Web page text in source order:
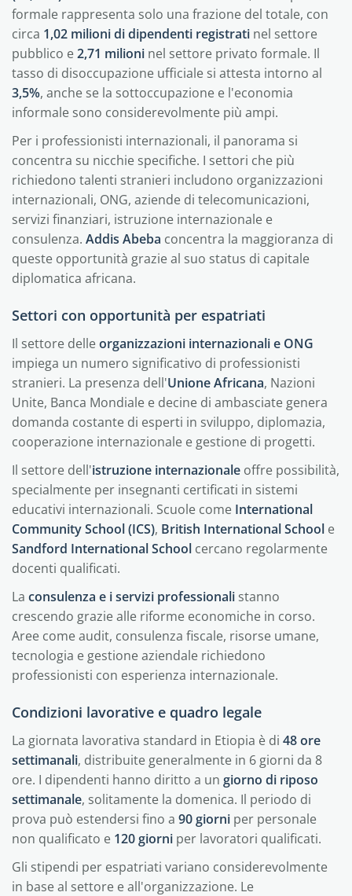
formale rappresenta solo una frazione del totale, con
circa 1,02 milioni di dipendenti registrati nel settore
pubblico e2,71 milioni nel settore privato formale. Il
tasso di disoccupazione ufficiale si attesta intorno al
3,5%, anche se la sottoccupazione e l'economia
informale sono considerevolmente più ampi.
Per i professionisti internazionali, il panorama si
concentra su nicchie specifiche. I settori che più
richiedono talenti stranieri includono organizzazioni
internazionali, ONG, aziende di telecomunicazioni,
servizi finanziari, istruzione internazionale e
consulenza. Addis Abeba concentra la maggioranza di
queste opportunità grazie al suo status di capitale
diplomatica africana.
Settori con opportunità per espatriati
Il settore delleorganizzazioni internazionali e ONG
impiega un numero significativo di professionisti
stranieri. La presenza dell'Unione Africana, Nazioni
Unite, Banca Mondiale e decine di ambasciate genera
domanda costante di esperti in sviluppo, diplomazia,
cooperazione internazionale e gestione di progetti.
Il settore dell'istruzione internazionale offre possibilità,
specialmente per insegnanti certificati in sistemi
educativi internazionali. Scuole come International
Community School (ICS), British International School e
Sandford International School cercano regolarmente
docenti qualificati.
La consulenza e i servizi professionali stanno
crescendo grazie alle riforme economiche in corso.
Aree come audit, consulenza fiscale, risorse umane,
tecnologia e gestione aziendale richiedono
professionisti con esperienza internazionale.
Condizioni lavorative e quadro legale
La giornata lavorativa standard in Etiopia è di 48 ore
settimanali, distribuite generalmente in 6 giorni da 8
ore. I dipendenti hanno diritto a un giorno di riposo
settimanale, solitamente la domenica. Il periodo di
prova può estendersi fino a 90 giorni per personale
non qualificato e 120 giorni per lavoratori qualificati.
Gli stipendi per espatriati variano considerevolmente
in base al settore e all'organizzazione. Le